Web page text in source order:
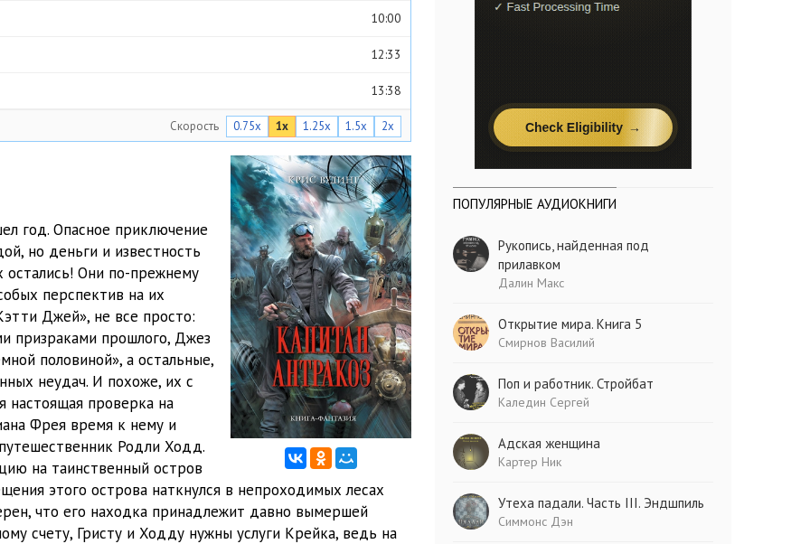
10:00
12:33
13:38
12:33
11:53
12:41
13:36
11:22
11:28
13:05
06:21
11:52
14:59
Скорость 0.75x 1x 1.25x 1.5x 2x
год. Опасное приключение
но деньги и известность
Они по-прежнему
перспектив на их
Джей», не все просто:
призраками прошлого, Джез
половиной», а остальные,
неудач. И похоже, их с
проверка на
Фрея время к нему и
Родли Ходд.
на таинственный остров
этого острова наткнулся в непроходимых лесах
что его находка принадлежит давно вымершей
счету, Гристу и Ходду нужны услуги Крейка, ведь на
ПОПУЛЯРНЫЕ АУДИОКНИГИ
Рукопись, найденная под
прилавком
Далин Макс
Открытие мира. Книга 5
Смирнов Василий
Поп и работник. Стройбат
Каледин Сергей
Адская женщина
Картер Ник
Утеха падали. Часть III. Эндшпиль
Симмонс Дэн